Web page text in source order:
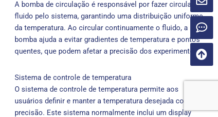
A bomba de circulação é responsável por fazer circular o
fluido pelo sistema, garantindo uma distribuição uniforme
da temperatura. Ao circular continuamente o fluido, a
bomba ajuda a evitar gradientes de temperatura e pontos
quentes, que podem afetar a precisão dos experimentos.
Sistema de controle de temperatura
O sistema de controle de temperatura permite aos
usuários definir e manter a temperatura desejada com
precisão. Este sistema normalmente inclui um display